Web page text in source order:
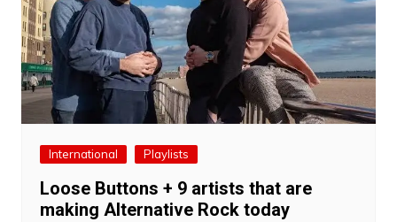
International Playlists
Loose Buttons + 9 artists that are
making Alternative Rock today